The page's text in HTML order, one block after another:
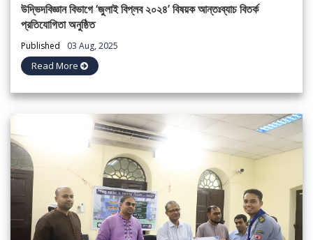
উদ্ভিদবিজ্ঞান বিভাগে ‘জুলাই বিপ্লব ২০২৪’ বিষয়ক আন্তঃব্যাচ বিতর্ক
প্রতিযোগিতা অনুষ্ঠিত
Published 03 Aug, 2025
Read More